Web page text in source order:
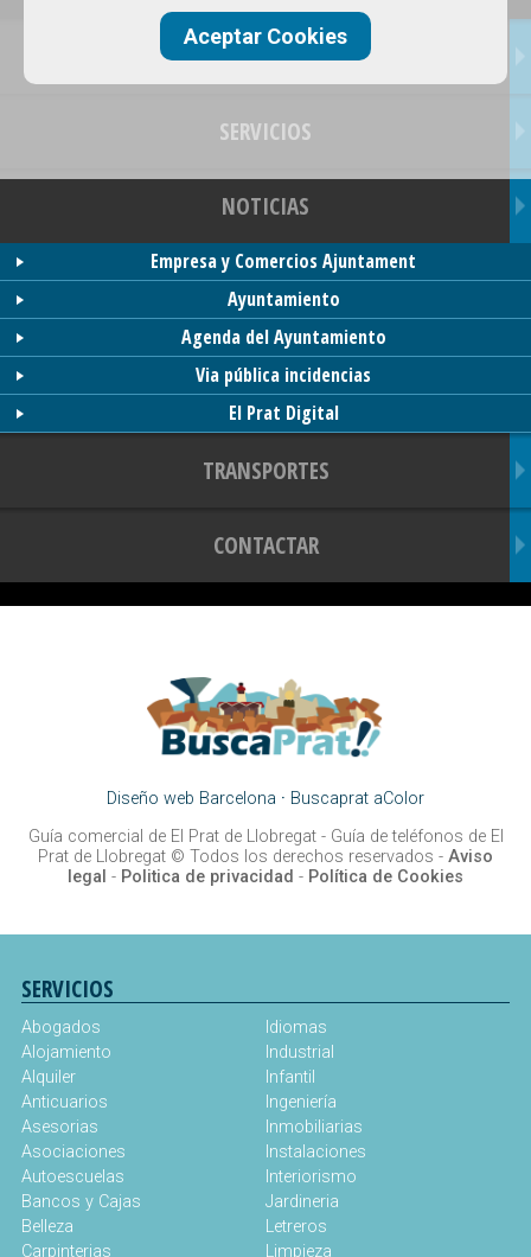
OFERTAS
SERVICIOS
NOTICIAS
Empresa y Comercios Ajuntament
Ayuntamiento
Agenda del Ayuntamiento
Via pública incidencias
El Prat Digital
TRANSPORTES
CONTACTAR
Diseño web Barcelona · Buscaprat aColor
Guía comercial de El Prat de Llobregat - Guía de teléfonos de El
Prat de Llobregat © Todos los derechos reservados - Aviso
legal - Politica de privacidad - Política de Cookies
SERVICIOS
Abogados
Alojamiento
Alquiler
Anticuarios
Asesorias
Asociaciones
Autoescuelas
Bancos y Cajas
Belleza
Carpinterias
Idiomas
Industrial
Infantil
Ingeniería
Inmobiliarias
Instalaciones
Interiorismo
Jardineria
Letreros
Limpieza
Aceptar Cookies